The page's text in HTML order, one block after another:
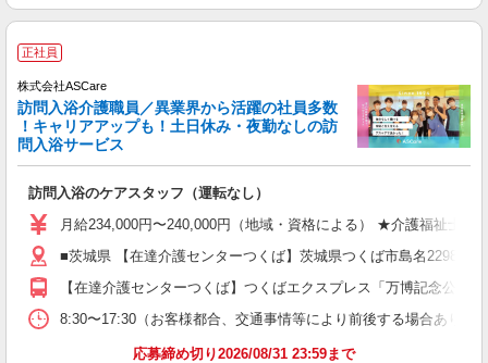
正社員
株式会社ASCare
訪問入浴介護職員／異業界から活躍の社員多数
！キャリアアップも！土日休み・夜勤なしの訪
問入浴サービス
訪問入浴のケアスタッフ（運転なし）
月給234,000円〜240,000円（地域・資格による） ★介護福祉士の
■茨城県 【在達介護センターつくば】茨城県つくば市島名2298
【在達介護センターつくば】つくばエクスプレス「万博記念公
8:30〜17:30（お客様都合、交通事情等により前後する場合あり）
応募締め切り2026/08/31 23:59まで